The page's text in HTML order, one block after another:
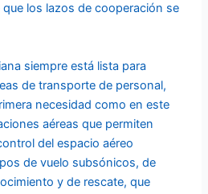
los lazos de cooperación se
siempre está lista para
de transporte de personal,
necesidad como en este
aéreas que permiten
del espacio aéreo
de vuelo subsónicos, de
y de rescate, que